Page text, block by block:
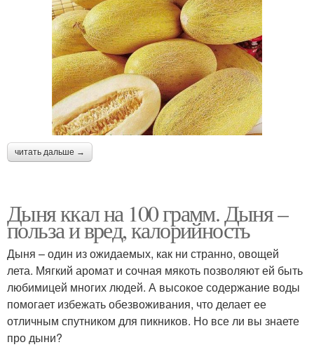
читать дальше →
Дыня ккал на 100 грамм. Дыня –
польза и вред, калорийность
Дыня – один из ожидаемых, как ни странно, овощей
лета. Мягкий аромат и сочная мякоть позволяют ей быть
любимицей многих людей. А высокое содержание воды
помогает избежать обезвоживания, что делает ее
отличным спутником для пикников. Но все ли вы знаете
про дыни?